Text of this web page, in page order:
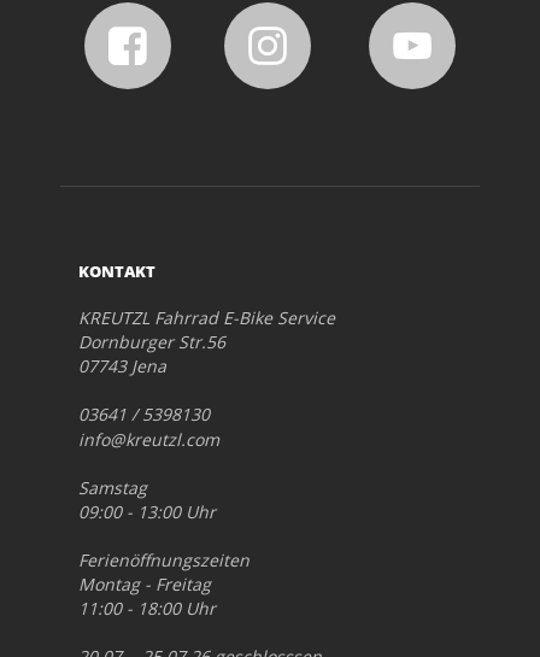
KONTAKT
KREUTZL Fahrrad E-Bike Service
Dornburger Str.56
07743 Jena
03641 / 5398130
info@kreutzl.com
Samstag
09:00 - 13:00 Uhr
Ferienöffnungszeiten
Montag - Freitag
11:00 - 18:00 Uhr